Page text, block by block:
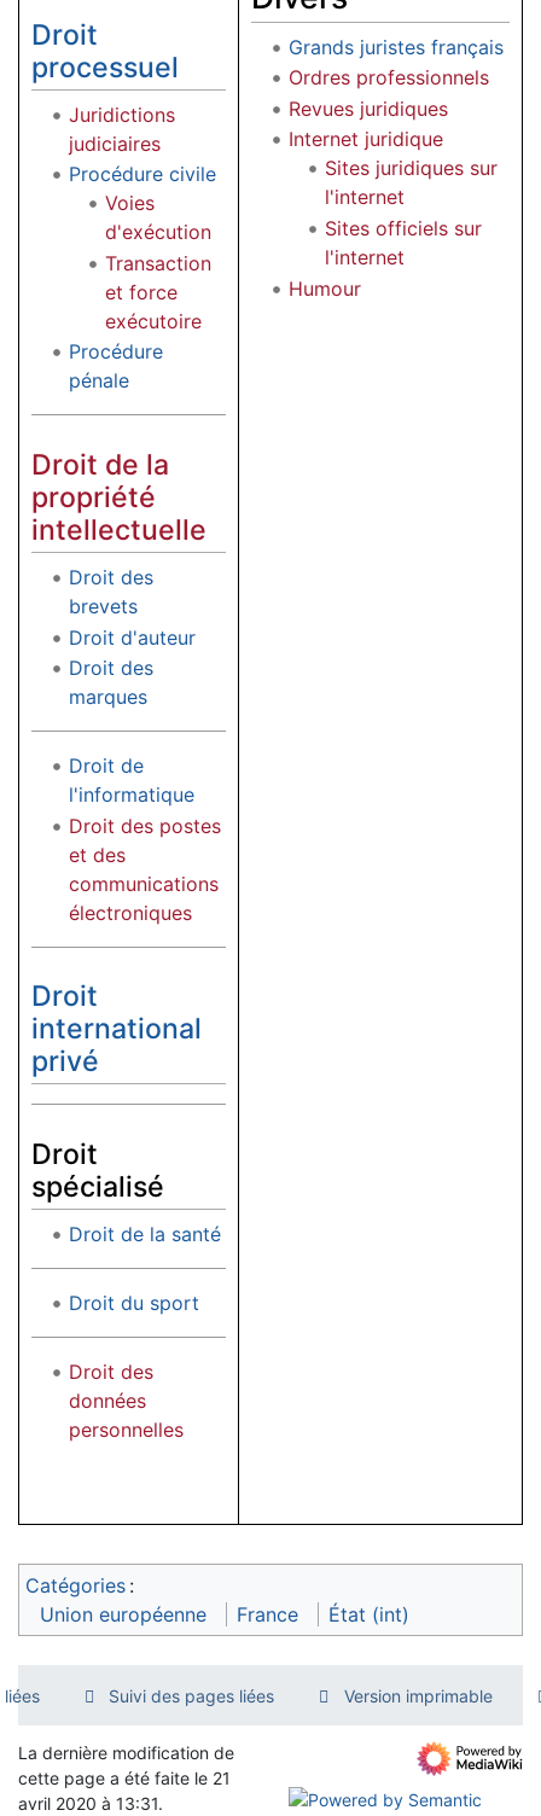
Droit
processuel
Juridictions
judiciaires
Procédure civile
Voies
d'exécution
Transaction
et force
exécutoire
Procédure
pénale
Droit de la
propriété
intellectuelle
Droit des
brevets
Droit d'auteur
Droit des
marques
Droit de
l'informatique
Droit des postes
et des
communications
électroniques
Droit
international
privé
Droit
spécialisé
Droit de la santé
Droit du sport
Droit des
données
personnelles
Grands juristes français
Ordres professionnels
Revues juridiques
Internet juridique
Sites juridiques sur
l'internet
Sites officiels sur
l'internet
Humour
Catégories :
Union européenne
France État (int)
liées Suivi des pages liées Version imprimable
La dernière modification de
cette page a été faite le 21
avril 2020 à 13:31.